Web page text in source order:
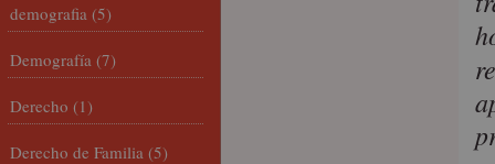
demografia (5)
Demografía (7)
Derecho (1)
Derecho de Familia (5)